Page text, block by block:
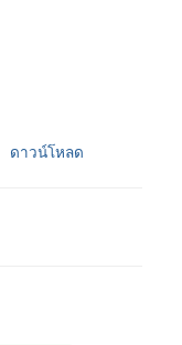
ดาวน์โหลด